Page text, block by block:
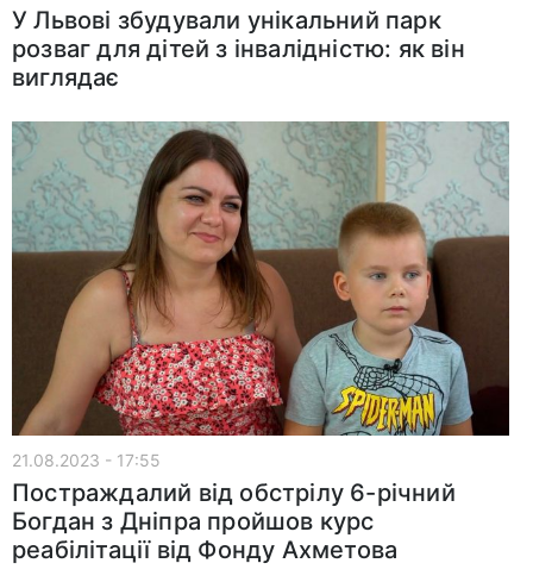
У Львові збудували унікальний парк
розваг для дітей з інвалідністю: як він
виглядає
21.08.2023 - 17:55
Постраждалий від обстрілу 6-річний
Богдан з Дніпра пройшов курс
реабілітації від Фонду Ахметова